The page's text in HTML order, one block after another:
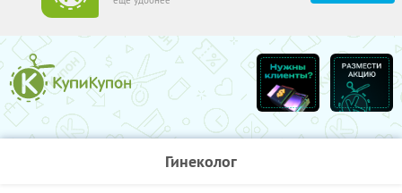
Гинеколог